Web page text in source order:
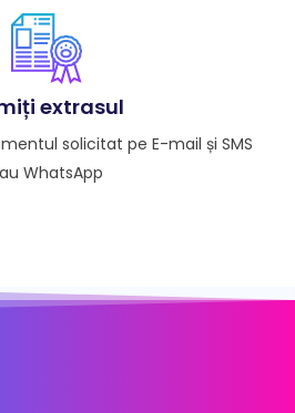
extrasul
solicitat pe E-mail și SMS
WhatsApp